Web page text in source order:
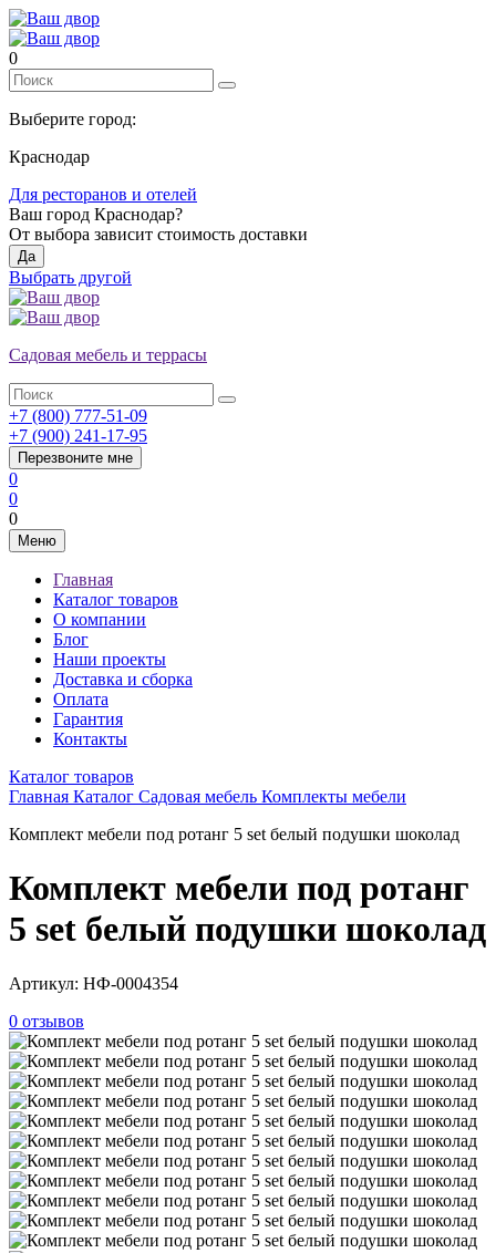
0
Выберите город:
Краснодар
Для ресторанов и отелей
Ваш город Краснодар?
От выбора зависит стоимость доставки
Да
Выбрать другой
Садовая мебель и террасы
+7 (800) 777-51-09
+7 (900) 241-17-95
Перезвоните мне
0
0
0
Меню
Главная
Каталог товаров
О компании
Блог
Наши проекты
Доставка и сборка
Оплата
Гарантия
Контакты
Каталог товаров
Главная Каталог Садовая мебель Комплекты мебели
Комплект мебели под ротанг 5 set белый подушки шоколад
Комплект мебели под ротанг
5 set белый подушки шоколад
Артикул: НФ-0004354
0 отзывов